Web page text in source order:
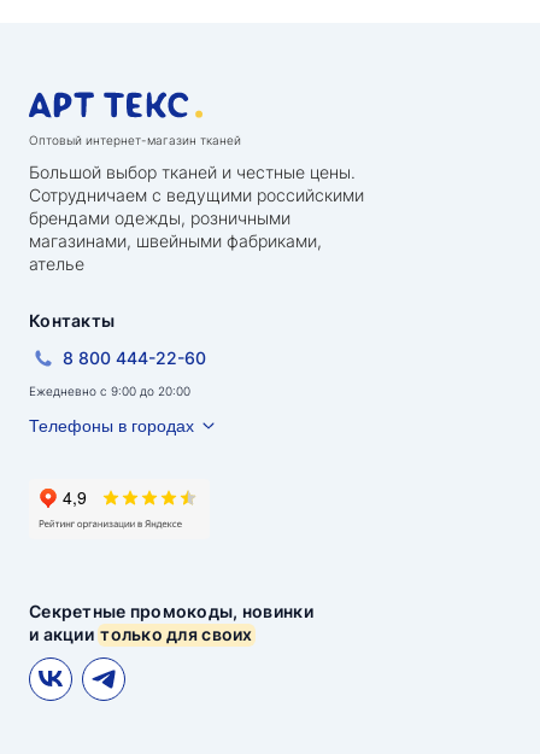
Оптовый интернет-магазин тканей
Большой выбор тканей и честные цены.
Сотрудничаем с ведущими российскими
брендами одежды, розничными
магазинами, швейными фабриками,
ателье
Секретные промокоды, новинки
и акциитолько для своих
Контакты
8 800 444-22-60
Ежедневно с 9:00 до 20:00
Телефоны в городах